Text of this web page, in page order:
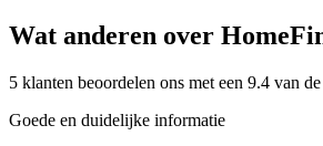
Wat anderen over
5 klanten beoordelen ons met een 9.4 van
Goede en duidelijke informatie